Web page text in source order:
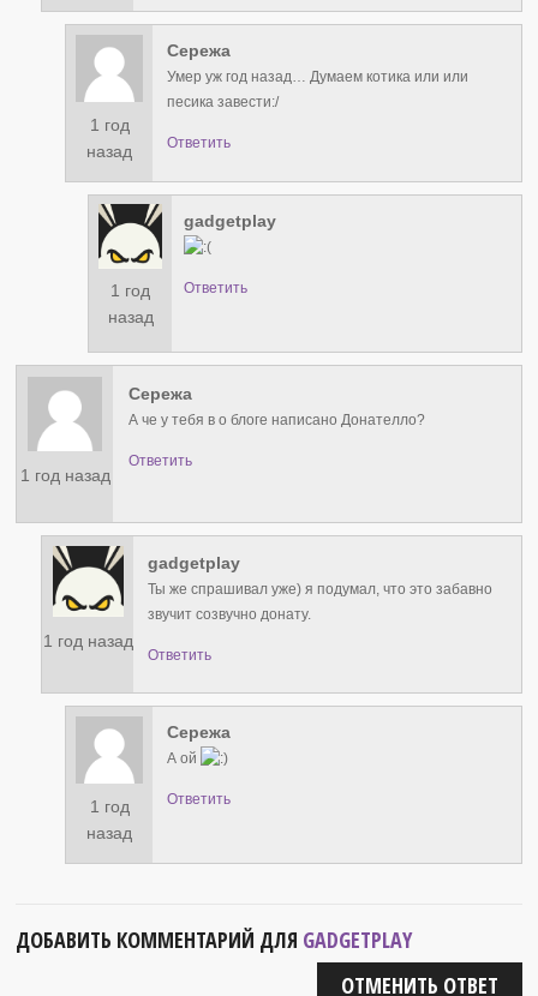
1 год
назад
Сережа
Умер уж год назад… Думаем котика или или
песика завести:/
Ответить
1 год
назад
gadgetplay
Ответить
1 год назад
Сережа
А че у тебя в о блоге написано Донателло?
Ответить
1 год назад
gadgetplay
Ты же спрашивал уже) я подумал, что это забавно
звучит созвучно донату.
Ответить
1 год
назад
Сережа
А ой
Ответить
ДОБАВИТЬ КОММЕНТАРИЙ ДЛЯ GADGETPLAY
ОТМЕНИТЬ ОТВЕТ